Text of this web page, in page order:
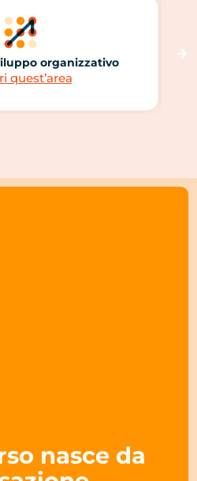
organizzativo
quest’area
nasce da